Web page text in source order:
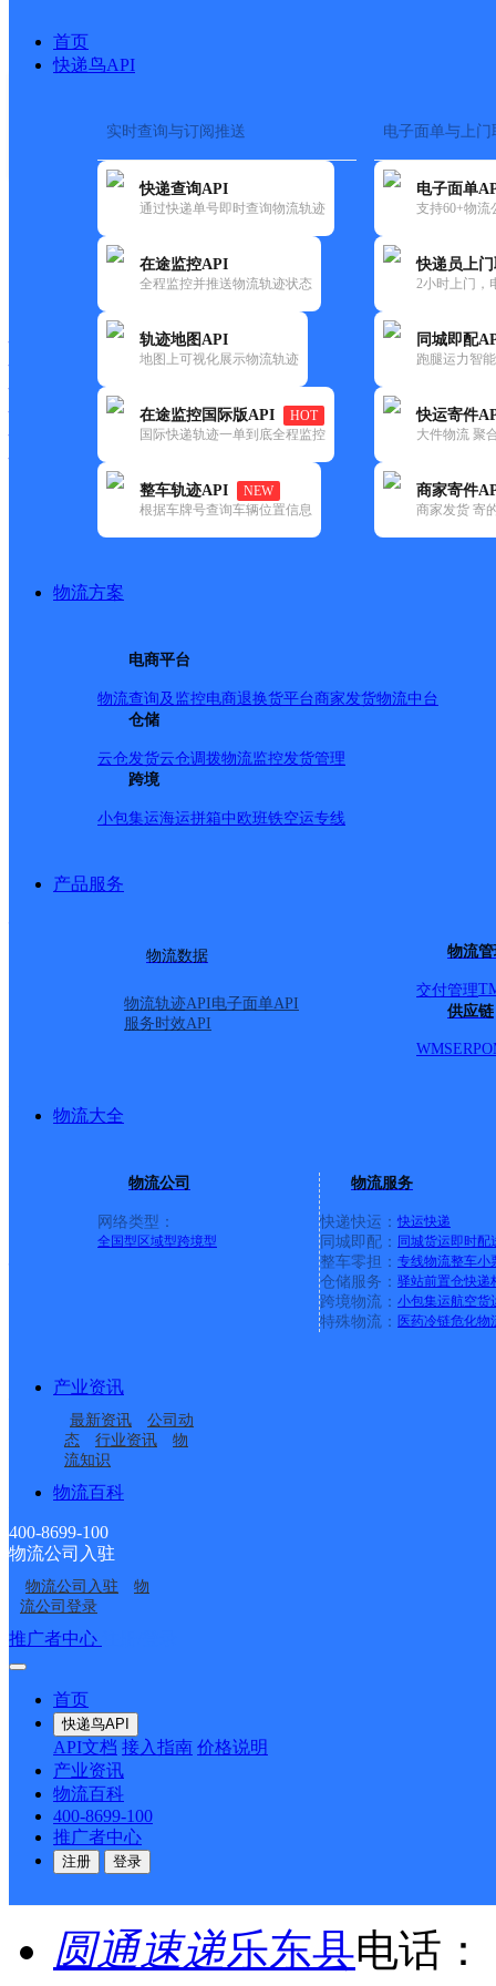
首页
快递鸟API
实时查询与订阅推送
快递查询API
通过快递单号即时查询物流轨迹
在途监控API
全程监控并推送物流轨迹状态
轨迹地图API
地图上可视化展示物流轨迹
在途监控国际版API
HOT
国际快递轨迹一单到底全程监控
整车轨迹API
NEW
根据车牌号查询车辆位置信息
电子面单与上门
电子面单
支持60+物流
快递员上
2小时上门，
同城即配
跑腿运力智
快运寄件
大件物流 聚
商家寄件
商家发货 寄
物流方案
电商平台
物流查询及监控电商退换货平台商家发货物流中台
仓储
云仓发货云仓调拨物流监控发货管理
跨境
小包集运海运拼箱中欧班铁空运专线
产品服务
物流数据
物流轨迹API电子面单API
服务时效API
物流
交付管理
供应链
WMSERP
物流大全
物流公司
网络类型：
全国型 区域型跨境型
物流服务
快递快运： 快运快递
同城即配： 同城货运即时配
整车零担： 专线物流整车小
仓储服务： 驿站前置仓快递
跨境物流： 小包集运航空货
特殊物流： 医药冷链危化物
产业资讯
最新资讯
公司动
态
行业资讯
物
流知识
物流百科
400-8699-100
物流公司入驻
物流公司入驻
物
流公司登录
推广者中心
首页
快递鸟API
API文档 接入指南 价格说明
产业资讯
物流百科
400-8699-100
推广者中心
注册 登录
快递大全> 快递网
快运大全 快递时效
网点筛选
清空已选
政国内(149) 圆通速递(58) 韵达速递(98) 宅急送(1)
包河区(1)
速尔快递,肥西县,合肥市,
肥西六
速尔快递 更多号码
地址
派送范围:B:北至合武铁
镇,官亭镇 N:南岗镇,南
Z:紫蓬镇详情
肥西二
更多号码地址
城一期10栋111号
派送范围:F:肥西县县城,
镇详情
首页
<
1
>
尾页
最新网点
圆通速递乐东县电话：